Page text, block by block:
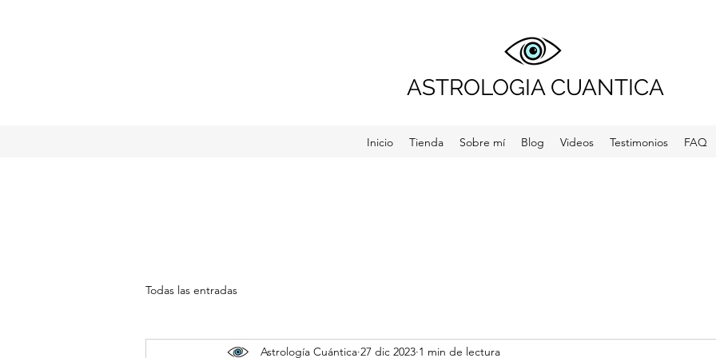
ASTROLOGIA CUANTICA
Inicio Tienda Sobre mí Blog Videos Testimonios FAQ
Todas las entradas
Astrología Cuántica 27 dic 2023 1 min de lectura